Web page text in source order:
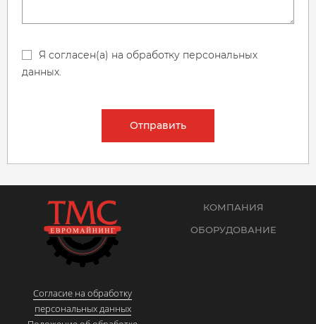
Я согласен(а) на обработку персональных
данных.
Отправить
Согласие на обработку
персональных данных
КОМПАНИЯ
ОБОРУДОВАНИЕ